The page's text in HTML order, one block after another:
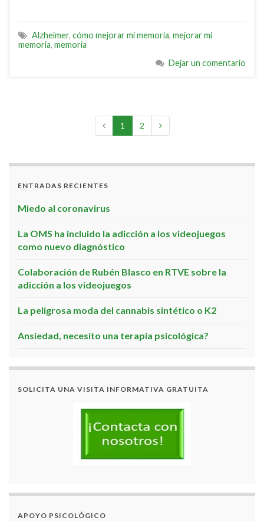
Alzheimer, cómo mejorar mi memoria, mejorar mi
memoria, memoria
Dejar un comentario
1 2
ENTRADAS RECIENTES
Miedo al coronavirus
La OMS ha incluido la adicción a los videojuegos
como nuevo diagnóstico
Colaboración de Rubén Blasco en RTVE sobre la
adicción a los videojuegos
La peligrosa moda del cannabis sintético o K2
Ansiedad, necesito una terapia psicológica?
SOLICITA UNA VISITA INFORMATIVA GRATUITA
APOYO PSICOLÓGICO